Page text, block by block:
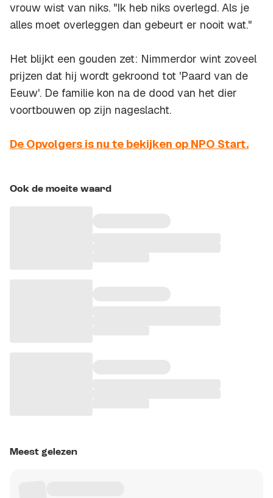
vrouw wist van niks. "Ik heb niks overlegd. Als je
alles moet overleggen dan gebeurt er nooit wat."
Het blijkt een gouden zet: Nimmerdor wint zoveel
prijzen dat hij wordt gekroond tot 'Paard van de
Eeuw'. De familie kon na de dood van het dier
voortbouwen op zijn nageslacht.
De Opvolgers is nu te bekijken op NPO Start.
Ook de moeite waard
Meest gelezen